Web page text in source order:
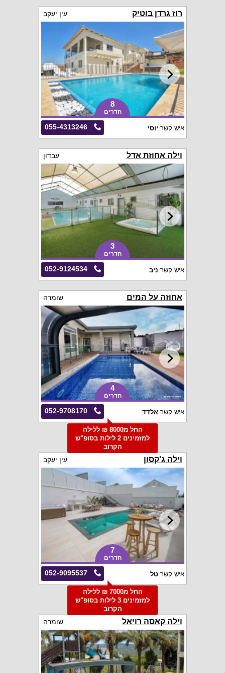
רוז גרדן בוטיק עין יעקב
8
חדרים
055-4313246 איש קשר:יוסי
וילה אחוזת אדל עבדון
3
חדרים
052-9124534 איש קשר:ניב
אחוזה על המים שומרה
4
חדרים
052-9708170 איש קשר:אלדד
החל מ8000 ₪ ללילה
למזמינים 2 לילות בסופ"ש
הקרוב
וילה ג'קסון עין יעקב
7
חדרים
052-9095537 איש קשר:טל
החל מ7000 ₪ ללילה
למזמינים 3 לילות בסופ"ש
הקרוב
וילה קאסה רויאל שומרה